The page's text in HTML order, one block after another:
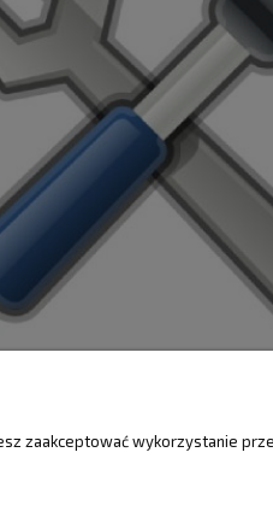
I ZWROTY O FIRMIE
zaakceptować wykorzystanie